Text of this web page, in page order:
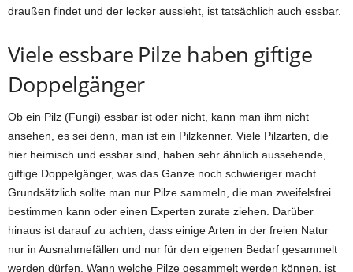
draußen findet und der lecker aussieht, ist tatsächlich auch essbar.
Viele essbare Pilze haben giftige
Doppelgänger
Ob ein Pilz (Fungi) essbar ist oder nicht, kann man ihm nicht
ansehen, es sei denn, man ist ein Pilzkenner. Viele Pilzarten, die
hier heimisch und essbar sind, haben sehr ähnlich aussehende,
giftige Doppelgänger, was das Ganze noch schwieriger macht.
Grundsätzlich sollte man nur Pilze sammeln, die man zweifelsfrei
bestimmen kann oder einen Experten zurate ziehen. Darüber
hinaus ist darauf zu achten, dass einige Arten in der freien Natur
nur in Ausnahmefällen und nur für den eigenen Bedarf gesammelt
werden dürfen. Wann welche Pilze gesammelt werden können, ist